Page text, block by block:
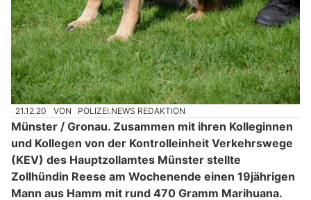
21.12.20 VON POLIZEI.NEWS REDAKTION
Münster / Gronau. Zusammen mit ihren Kolleginnen
und Kollegen von der Kontrolleinheit Verkehrswege
(KEV) des Hauptzollamtes Münster stellte
Zollhündin Reese am Wochenende einen 19jährigen
Mann aus Hamm mit rund 470 Gramm Marihuana.